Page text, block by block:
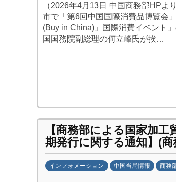
日
中
投
c
i
p
（2026年4月13日 中国商務部HPよ
市で「第6回中国国際消費品博覧会
(Buy in China)」国際消費イベント
国国務院副総理の何立峰氏が挨…
【商務部による国家加工
期発行に関する通知】(商
インフォメーション 中国当局情報 商務